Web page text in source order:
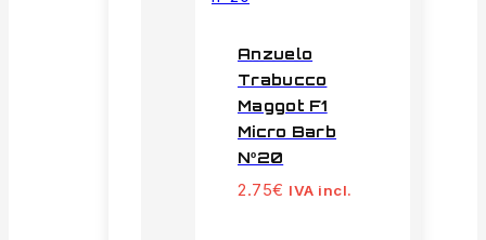
Anzuelo
Trabucco
Maggot F1
Micro Barb
Nº20
2.75€ IVA incl.